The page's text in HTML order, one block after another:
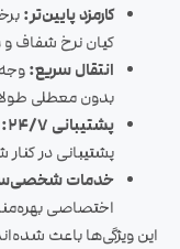
کارمزد پایین‌تر:
کیان نرخ شفاف و
انتقال سریع:
بدون معطلی
پشتیبانی ۲۴/۷:
پشتیبانی در
خدمات
اختصاصی
این ویژگی‌ها باعث